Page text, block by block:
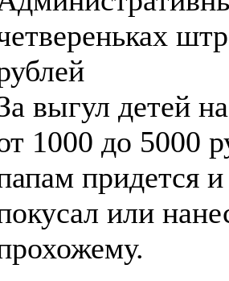
выгул детей
1000 до 5000
придется
или